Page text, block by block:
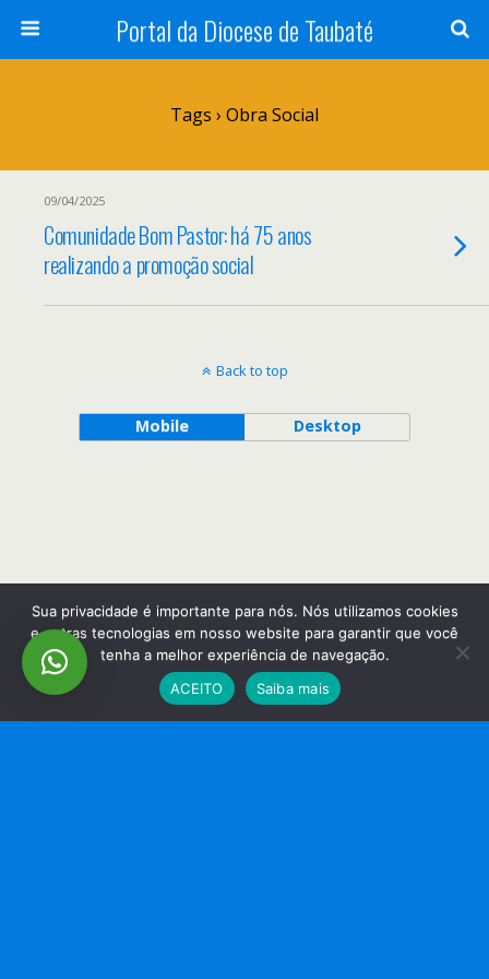
Portal da Diocese de Taubaté
Tags › Obra Social
09/04/2025
Comunidade Bom Pastor: há 75 anos
realizando a promoção social
Back to top
Mobile Desktop
Sua privacidade é importante para nós. Nós utilizamos cookies
e outras tecnologias em nosso website para garantir que você
tenha a melhor experiência de navegação.
ACEITO
Saiba mais